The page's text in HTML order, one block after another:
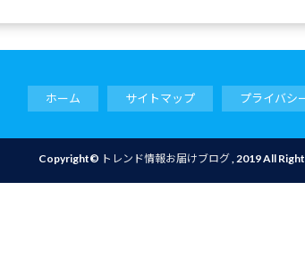
ホーム サイトマップ プライバシ
Copyright© トレンド情報お届けブログ, 2019 All